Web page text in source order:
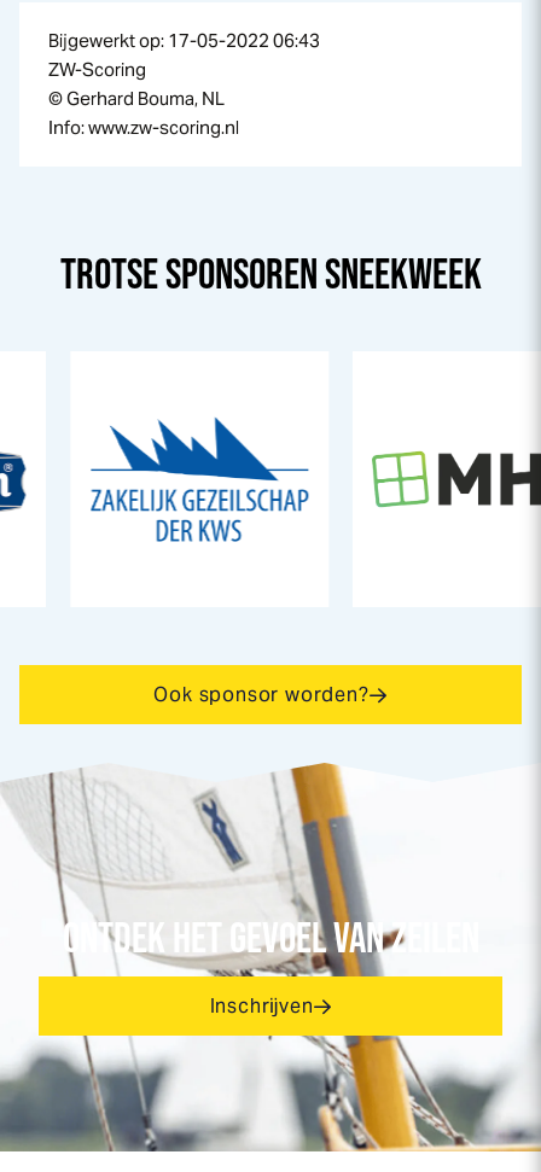
Bijgewerkt op: 17-05-2022 06:43
ZW-Scoring
© Gerhard Bouma, NL
Info: www.zw-scoring.nl
TROTSE SPONSORENSNEEKWEEK
Ook sponsor worden?
ONTDEK HET GEVOEL VAN ZEILEN
Inschrijven